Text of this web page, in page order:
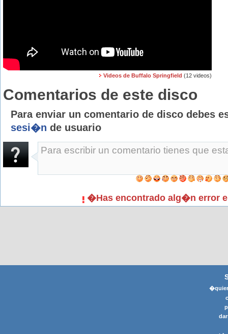
Videos de Buffalo Springfield (12 videos)
Comentarios de este disco
Para enviar un comentario de disco debes
sesi�n de usuario
�Has encontrado alg�n error